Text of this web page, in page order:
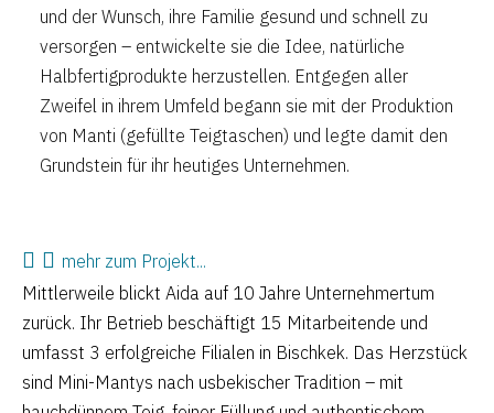
und der Wunsch, ihre Familie gesund und schnell zu
versorgen – entwickelte sie die Idee, natürliche
Halbfertigprodukte herzustellen. Entgegen aller
Zweifel in ihrem Umfeld begann sie mit der Produktion
von Manti (gefüllte Teigtaschen) und legte damit den
Grundstein für ihr heutiges Unternehmen.
mehr zum Projekt...
Mittlerweile blickt Aida auf 10 Jahre Unternehmertum
zurück. Ihr Betrieb beschäftigt 15 Mitarbeitende und
umfasst 3 erfolgreiche Filialen in Bischkek. Das Herzstück
sind Mini-Mantys nach usbekischer Tradition – mit